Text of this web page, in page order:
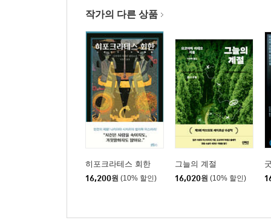
작가의 다른 상품
히포크라테스 회한
16,200원 (10% 할인)
그늘의 계절
16,020원 (10% 할인)